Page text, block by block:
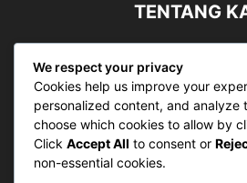
TENTANG
bergerak di ruang jurnalistik,
ruang Publik, Media merupakan
sebagai kemampuan dasar
abad
Hubungi kami:
We respect your privacy
Cookies help us improve your
personalized content, and analyze
choose which cookies to allow by
Click Accept All to consent or
non-essential cookies.